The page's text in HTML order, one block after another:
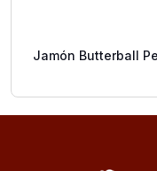
Jamón Butterball